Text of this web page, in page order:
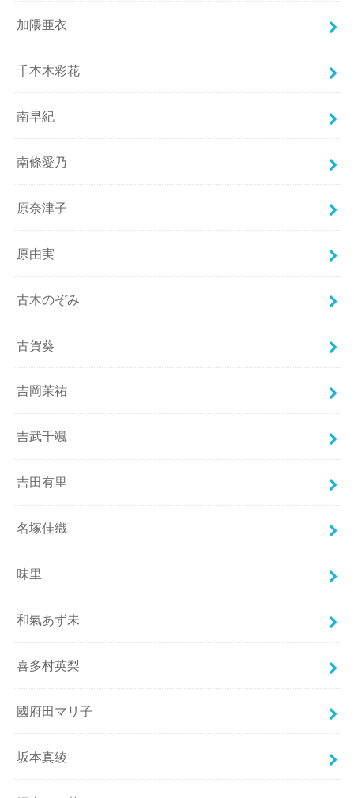
加隈亜衣
千本木彩花
南早紀
南條愛乃
原奈津子
原由実
古木のぞみ
古賀葵
吉岡茉祐
吉武千颯
吉田有里
名塚佳織
味里
和氣あず未
喜多村英梨
國府田マリ子
坂本真綾